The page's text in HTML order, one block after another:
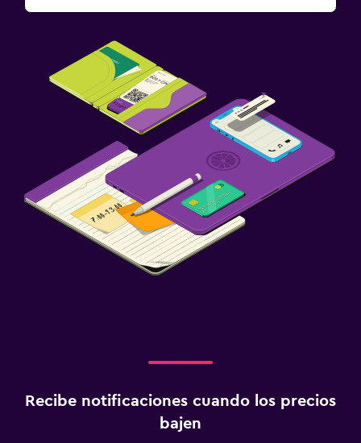
Recibe notificaciones cuando los precios
bajen